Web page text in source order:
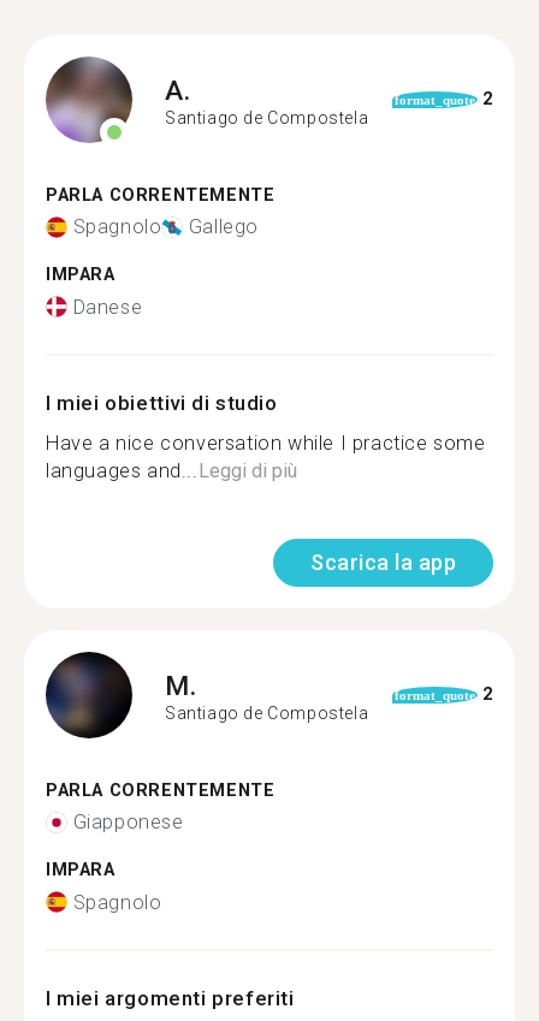
A.
Santiago de Compostela
format_quote 2
PARLA CORRENTEMENTE
Spagnolo Gallego
IMPARA
Danese
I miei obiettivi di studio
Have a nice conversation while I practice some
languages and... Leggi di più
Scarica la app
M.
Santiago de Compostela
format_quote 2
PARLA CORRENTEMENTE
Giapponese
IMPARA
Spagnolo
I miei argomenti preferiti